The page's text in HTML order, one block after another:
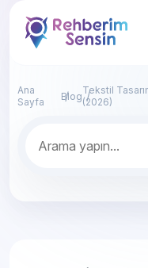
Ana
Sayfa
BlogTekstil
(2026)